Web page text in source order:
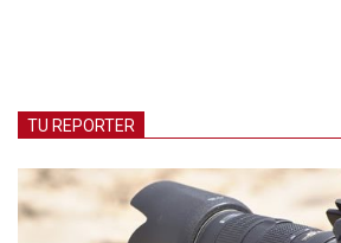
TU REPORTER